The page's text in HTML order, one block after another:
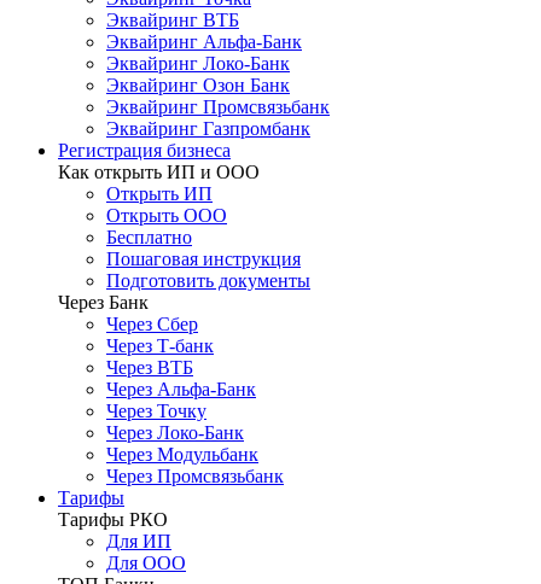
Эквайринг ВТБ
Эквайринг Альфа-Банк
Эквайринг Локо-Банк
Эквайринг Озон Банк
Эквайринг Промсвязьбанк
Эквайринг Газпромбанк
Регистрация бизнеса
Как открыть ИП и ООО
Открыть ИП
Открыть ООО
Бесплатно
Пошаговая инструкция
Подготовить документы
Через Банк
Через Сбер
Через Т-банк
Через ВТБ
Через Альфа-Банк
Через Точку
Через Локо-Банк
Через Модульбанк
Через Промсвязьбанк
Тарифы
Тарифы РКО
Для ИП
Для ООО